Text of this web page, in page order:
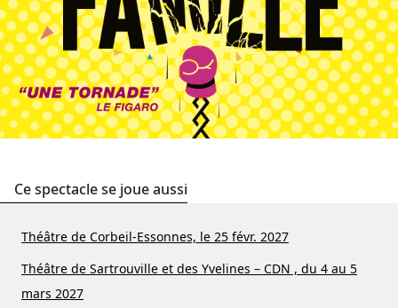
Ce spectacle se joue aussi
Théâtre de Corbeil-Essonnes, le 25 févr. 2027
Théâtre de Sartrouville et des Yvelines – CDN , du 4 au 5
mars 2027